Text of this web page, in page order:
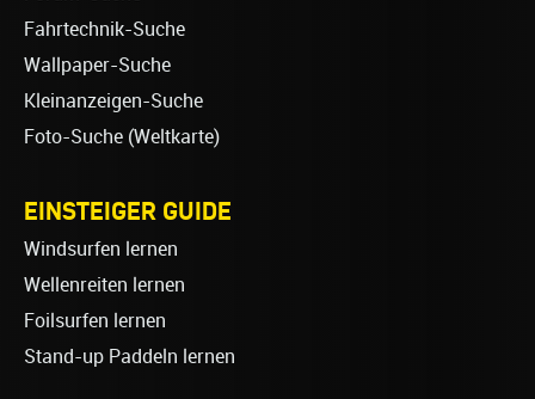
Fahrtechnik-Suche
Wallpaper-Suche
Kleinanzeigen-Suche
Foto-Suche (Weltkarte)
EINSTEIGER GUIDE
Windsurfen lernen
Wellenreiten lernen
Foilsurfen lernen
Stand-up Paddeln lernen